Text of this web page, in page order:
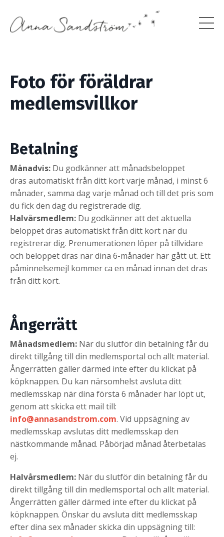
Foto för föräldrar
medlemsvillkor
Betalning
Månadvis: Du godkänner att månadsbeloppet
dras automatiskt från ditt kort varje månad, i minst 6
månader, samma dag varje månad och till det pris som
du fick den dag du registrerade dig.
Halvårsmedlem: Du godkänner att det aktuella
beloppet dras automatiskt från ditt kort när du
registrerar dig. Prenumerationen löper på tillvidare
och beloppet dras när dina 6-månader har gått ut. Ett
påminnelsemejl kommer ca en månad innan det dras
från ditt kort.
Ångerrätt
Månadsmedlem: När du slutför din betalning får du
direkt tillgång till din medlemsportal och allt material.
Ångerrätten gäller därmed inte efter du klickat på
köpknappen. Du kan närsomhelst avsluta ditt
medlemsskap när dina första 6 månader har löpt ut,
genom att skicka ett mail till:
info@annasandstrom.com. Vid uppsägning av
medlemsskap avslutas ditt medlemsskap den
nästkommande månad. Påbörjad månad återbetalas
ej.
Halvårsmedlem: När du slutför din betalning får du
direkt tillgång till din medlemsportal och allt material.
Ångerrätten gäller därmed inte efter du klickat på
köpknappen. Önskar du avsluta ditt medlemsskap
efter dina sex månader skicka din uppsägning till: